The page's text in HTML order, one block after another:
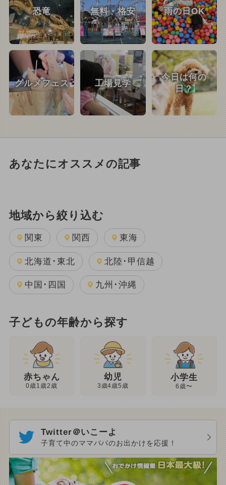
恐竜 無料・格安 雨の日OK
グルメフェス 工場見学
今日は何の
日？
あなたにオススメの記事
地域から絞り込む
関東 関西 東海
北海道･東北 北陸･甲信越
中国･四国 九州･沖縄
子どもの年齢から探す
赤ちゃん
0歳1歳2歳
幼児
3歳4歳5歳
小学生
6歳〜
Twitter＠いこーよ
子育て中のママパパのお出かけを応援！